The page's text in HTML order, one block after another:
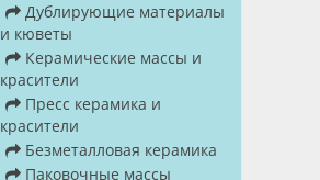
Дублирующие материалы
и кюветы
Керамические массы и
красители
Пресс керамика и
красители
Безметалловая керамика
Паковочные массы